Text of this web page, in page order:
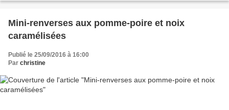
Mini-renverses aux pomme-poire et noix
caramélisées
Publié le 25/09/2016 à 16:00
Par christine